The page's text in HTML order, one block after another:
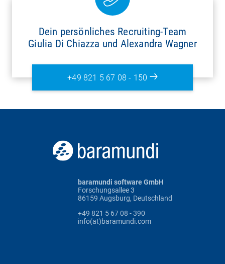
Dein persönliches Recruiting-Team
Giulia Di Chiazza und Alexandra Wagner
+49 821 5 67 08 - 150
baramundi software GmbH
Forschungsallee 3
86159 Augsburg, Deutschland
+49 821 5 67 08 - 390
info(at)baramundi.com